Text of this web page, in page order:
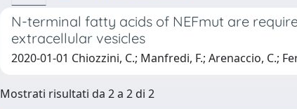
N-terminal fatty acids of NEFmut are
extracellular vesicles
2020-01-01 Chiozzini, C.; Manfredi, F.; Arenaccio, C.;
Mostrati risultati da 2 a 2 di 2